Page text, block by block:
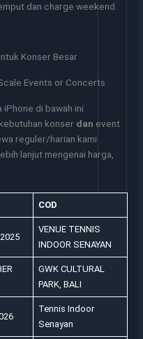
dan charge weekend.
Konser Besar
Events or Concerts
iPhone di bawah ini
konser dan event
reguler/harian kami
lanjut mengenai harga,
COD
VENUE TENNIS
INDOOR SENAYAN
GWK CULTURAL
PARK, BALI
Tennis Indoor
Senayan